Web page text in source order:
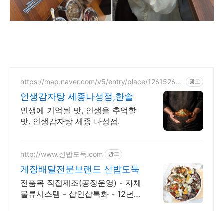
https://map.naver.com/v5/entry/place/126152619
광고
인생감자탕 세종나성점,한솔
인생에 기억될 맛, 인생을 추억할
맛. 인생감자탕 세종 나성점.
http://www.신밥도둑.com 광고
게장배달전문브랜드 신밥도둑
전품목 직접제조(공장운영) - 자체
물류시스템 - 샵인샵특화 - 12년노